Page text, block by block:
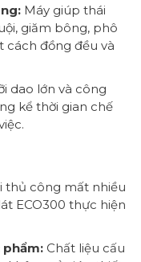
Máy giúp thái
giăm bông, phô
cách đồng đều và
dao lớn và công
kể thời gian chế
thủ công mất nhiều
ECO300 thực hiện
Chất liệu cấu